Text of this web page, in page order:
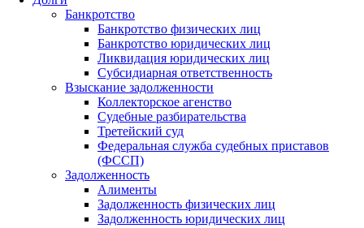
Банкротство
Банкротство физических лиц
Банкротство юридических лиц
Ликвидация юридических лиц
Субсидиарная ответственность
Взыскание задолженности
Коллекторское агенство
Судебные разбирательства
Третейский суд
Федеральная служба судебных приставов
(ФССП)
Задолженность
Алименты
Задолженность физических лиц
Задолженность юридических лиц